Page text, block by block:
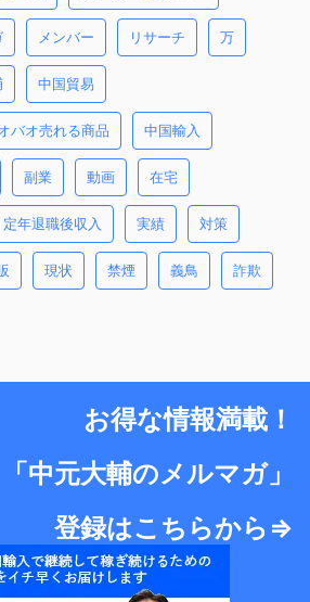
メンバー リサーチ 万
中国貿易
バオ売れる商品 中国輸入
副業 動画 在宅
定年退職後収入 実績 対策
現状 禁煙 義鳥 詐欺
お得な情報満載！
「中元大輔のメルマガ」
登録はこちらから⇒